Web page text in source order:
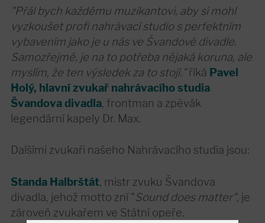
"Přál bych každému muzikantovi, aby si mohl
vyzkoušet profi nahrávací studio s perfektním
vybavením jako je u nás ve Švandově divadle.
Samozřejmě, je na to potřeba nějaká koruna, ale
myslím, že ten výsledek za to stojí."říká Pavel
Holý, hlavní zvukař nahrávacího studia
Švandova divadla, frontman a zpěvák
legendární kapely Dr. Max.
Dalšími zvukaři našeho Nahrávacího studia jsou:
Standa Halbrštát, mistr zvuku Švandova
divadla, jehož motto zní "Sound does matter", je
zároveň zvukařem ve Státní opeře.